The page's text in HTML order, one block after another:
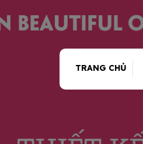
TRANG CHỦ